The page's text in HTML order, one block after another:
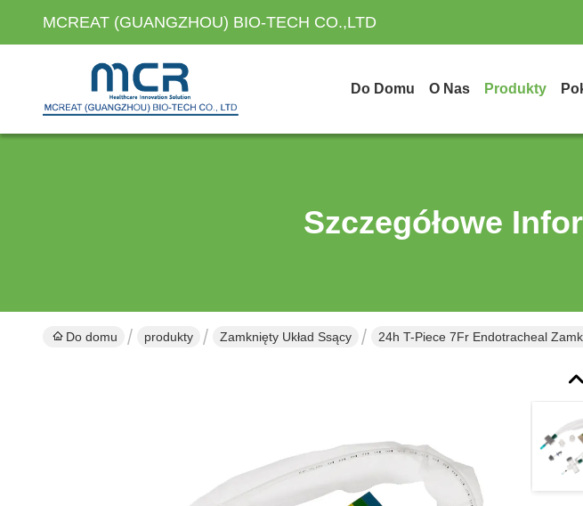
MCREAT (GUANGZHOU) BIO-TECH CO.,LTD
Do Domu O Nas Produkty
Szczegółowe
Do domu produkty Zamknięty Układ Ssący 24h T-Piece 7Fr Endotracheal